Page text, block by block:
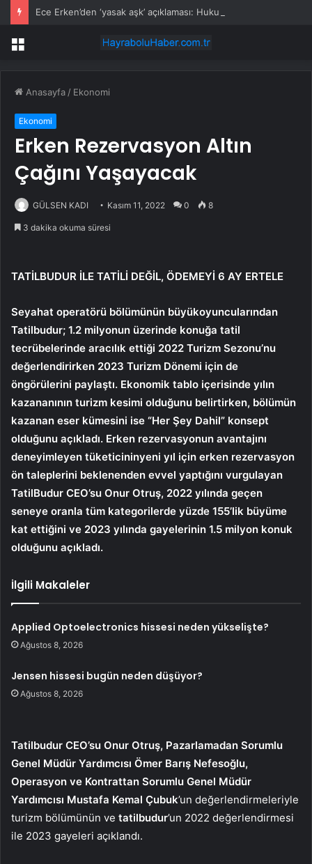
Menü
Anasayfa / Ekonomi
Ekonomi
Erken Rezervasyon Altın
Çağını Yaşayacak
GÜLSEN KADI Kasım 11, 2022 0 8
3 dakika okuma süresi
TATİLBUDUR İLE TATİLİ DEĞİL, ÖDEMEYİ 6 AY ERTELE
Seyahat operatörü bölümünün büyükoyuncularından
Tatilbudur; 1.2 milyonun üzerinde konuğa tatil
tecrübelerinde aracılık ettiği 2022 Turizm Sezonu’nu
değerlendirirken 2023 Turizm Dönemi için de
öngörülerini paylaştı. Ekonomik tablo içerisinde yılın
kazananının turizm kesimi olduğunu belirtirken, bölümün
kazanan eser kümesini ise “Her Şey Dahil” konsept
olduğunu açıkladı. Erken rezervasyonun avantajını
deneyimleyen tüketicininyeni yıl için erken rezervasyon
ön taleplerini beklenenden evvel yaptığını vurgulayan
TatilBudur CEO’su Onur Otruş, 2022 yılında geçen
seneye oranla tüm kategorilerde yüzde 155’lik büyüme
kat ettiğini ve 2023 yılında gayelerinin 1.5 milyon konuk
olduğunu açıkladı.
İlgili Makaleler
Applied Optoelectronics hissesi neden yükselişte?
Ağustos 8, 2026
Jensen hissesi bugün neden düşüyor?
Ağustos 8, 2026
Tatilbudur CEO’su Onur Otruş, Pazarlamadan Sorumlu
Genel Müdür Yardımcısı Ömer Barış Nefesoğlu,
Operasyon ve Kontrattan Sorumlu Genel Müdür
Yardımcısı Mustafa Kemal Çubuk’un değerlendirmeleriyle
turizm bölümünün ve tatilbudur’un 2022 değerlendirmesi
ile 2023 gayeleri açıklandı.